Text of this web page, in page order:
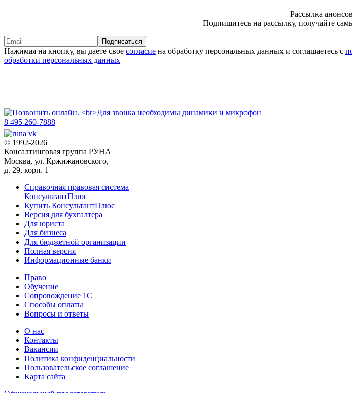
Рассылка
Подпишитесь на рассылку, получайте
Подписаться
Нажимая на кнопку, вы даете свое согласие на обработку персональных данных и соглашаетесь с
обработки персональных данных
8 495 260-7888
© 1992-2026
Консалтинговая группа РУНА
Москва, ул. Кржижановского,
д. 29, корп. 1
Справочная правовая система
КонсультантПлюс
Купить КонсультантПлюс
Версия для бухгалтера
Для юриста
Для бизнеса
Для бюджетной организации
Полная версия
Информационные банки
Право
Обучение
Сопровождение 1С
Способы оплаты
Вопросы и ответы
О нас
Контакты
Вакансии
Политика конфиденциальности
Пользовательское соглашение
Карта сайта